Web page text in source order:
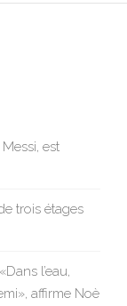
est
trois étages
l’eau,
affirme Noè